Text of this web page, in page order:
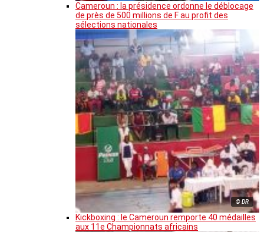
Cameroun : la présidence ordonne le déblocage
de près de 500 millions de F au profit des
sélections nationales
© DR
Kickboxing : le Cameroun remporte 40 médailles
aux 11e Championnats africains